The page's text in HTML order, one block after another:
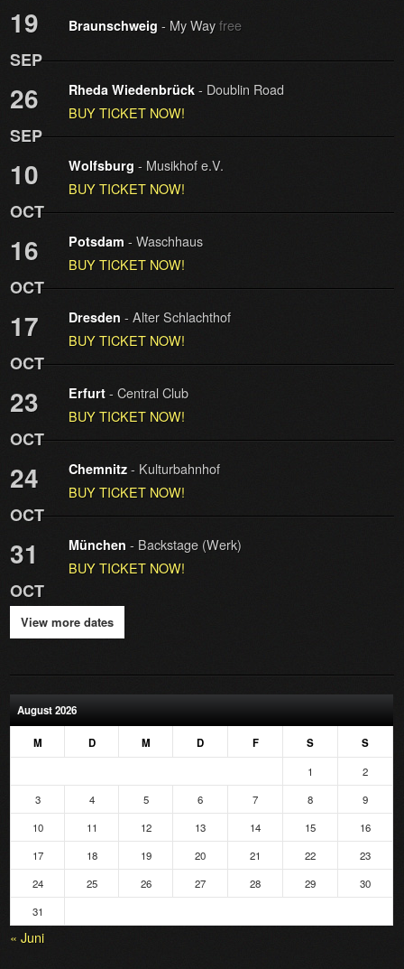
19
SEP
Braunschweig - My Wayfree
26
SEP
Rheda Wiedenbrück - Doublin Road
BUY TICKET NOW!
10
OCT
Wolfsburg - Musikhof e.V.
BUY TICKET NOW!
16
OCT
Potsdam - Waschhaus
BUY TICKET NOW!
17
OCT
Dresden - Alter Schlachthof
BUY TICKET NOW!
23
OCT
Erfurt - Central Club
BUY TICKET NOW!
24
OCT
Chemnitz - Kulturbahnhof
BUY TICKET NOW!
31
OCT
München - Backstage (Werk)
BUY TICKET NOW!
View more dates
August 2026
M D M D F S S
1
2
3
4 5 6 7 8
9
10
11 12 13 14 15
16
17
18 19 20 21 22
23
24
25 26 27 28 29
30
31
« Juni